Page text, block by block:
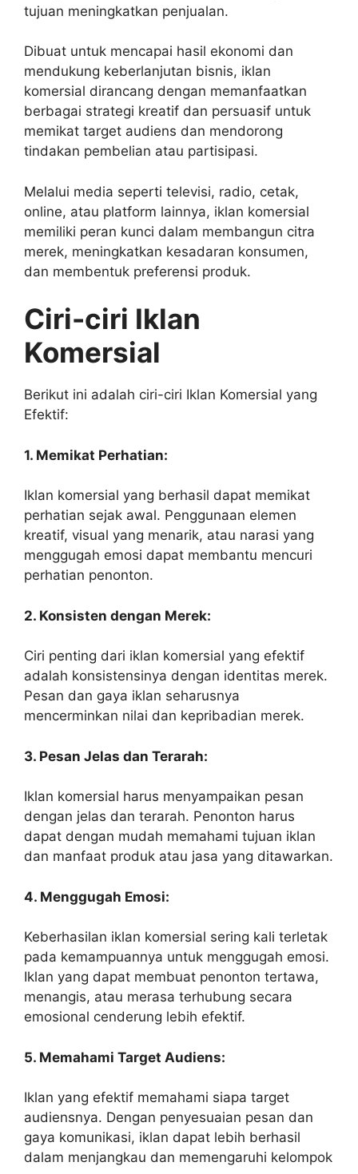
tujuan meningkatkan penjualan.
Dibuat untuk mencapai hasil ekonomi dan
mendukung keberlanjutan bisnis, iklan
komersial dirancang dengan memanfaatkan
berbagai strategi kreatif dan persuasif untuk
memikat target audiens dan mendorong
tindakan pembelian atau partisipasi.
Melalui media seperti televisi, radio, cetak,
online, atau platform lainnya, iklan komersial
memiliki peran kunci dalam membangun citra
merek, meningkatkan kesadaran konsumen,
dan membentuk preferensi produk.
Ciri-ciri Iklan
Komersial
Berikut ini adalah ciri-ciri Iklan Komersial yang
Efektif:
1. Memikat Perhatian:
Iklan komersial yang berhasil dapat memikat
perhatian sejak awal. Penggunaan elemen
kreatif, visual yang menarik, atau narasi yang
menggugah emosi dapat membantu mencuri
perhatian penonton.
2. Konsisten dengan Merek:
Ciri penting dari iklan komersial yang efektif
adalah konsistensinya dengan identitas merek.
Pesan dan gaya iklan seharusnya
mencerminkan nilai dan kepribadian merek.
3. Pesan Jelas dan Terarah:
Iklan komersial harus menyampaikan pesan
dengan jelas dan terarah. Penonton harus
dapat dengan mudah memahami tujuan iklan
dan manfaat produk atau jasa yang ditawarkan.
4. Menggugah Emosi:
Keberhasilan iklan komersial sering kali terletak
pada kemampuannya untuk menggugah emosi.
Iklan yang dapat membuat penonton tertawa,
menangis, atau merasa terhubung secara
emosional cenderung lebih efektif.
5. Memahami Target Audiens:
Iklan yang efektif memahami siapa target
audiensnya. Dengan penyesuaian pesan dan
gaya komunikasi, iklan dapat lebih berhasil
dalam menjangkau dan memengaruhi kelompok